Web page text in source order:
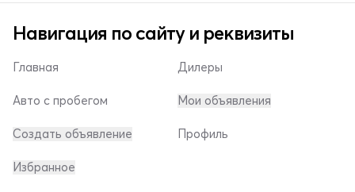
Навигация по сайту и реквизиты
Главная
Авто с пробегом
Создать объявление
Дилеры
Мои объявления
Профиль
Избранное